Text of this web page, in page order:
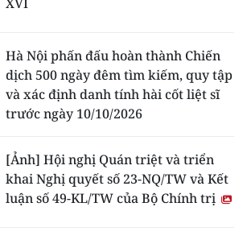
Hà Nội phấn đấu hoàn thành Chiến
dịch 500 ngày đêm tìm kiếm, quy tập
và xác định danh tính hài cốt liệt sĩ
trước ngày 10/10/2026
[Ảnh] Hội nghị Quán triệt và triển
khai Nghị quyết số 23-NQ/TW và Kết
luận số 49-KL/TW của Bộ Chính trị